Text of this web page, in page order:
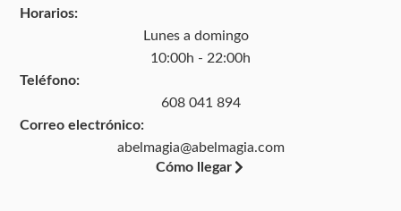
Horarios:
Lunes a domingo
10:00h - 22:00h
Teléfono:
608 041 894
Correo electrónico:
abelmagia@abelmagia.com
Cómo llegar